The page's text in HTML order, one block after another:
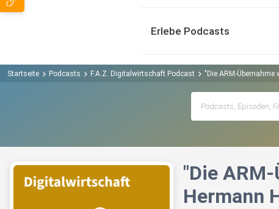
Erlebe Podcasts
Startseite Podcasts F.A.Z. Digitalwirtschaft Podcast "Die ARM-
"Die
Hermann